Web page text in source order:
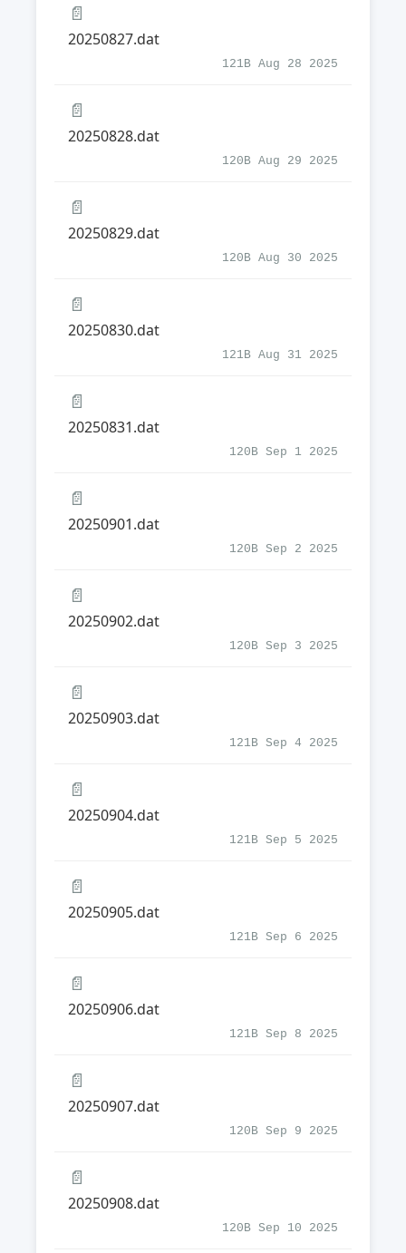
📄
20250827.dat
121B Aug 28 2025
📄
20250828.dat
120B Aug 29 2025
📄
20250829.dat
120B Aug 30 2025
📄
20250830.dat
121B Aug 31 2025
📄
20250831.dat
120B Sep 1 2025
📄
20250901.dat
120B Sep 2 2025
📄
20250902.dat
120B Sep 3 2025
📄
20250903.dat
121B Sep 4 2025
📄
20250904.dat
121B Sep 5 2025
📄
20250905.dat
121B Sep 6 2025
📄
20250906.dat
121B Sep 8 2025
📄
20250907.dat
120B Sep 9 2025
📄
20250908.dat
120B Sep 10 2025